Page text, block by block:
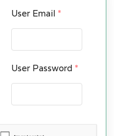
User Email *
User Password *